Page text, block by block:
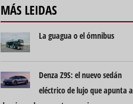
MÁS LEIDAS
La guagua o el ómnibus
Denza Z9S: el nuevo sedán
eléctrico de lujo que apunta a